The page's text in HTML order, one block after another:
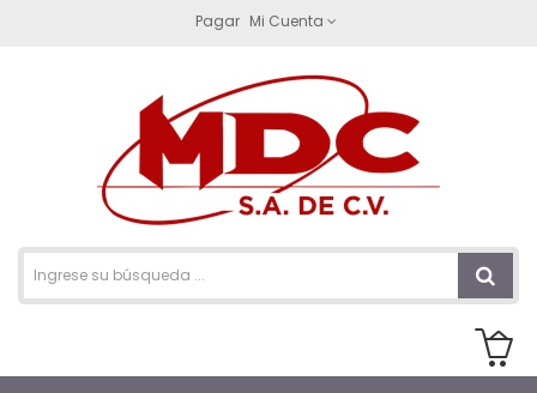
Pagar Mi Cuenta